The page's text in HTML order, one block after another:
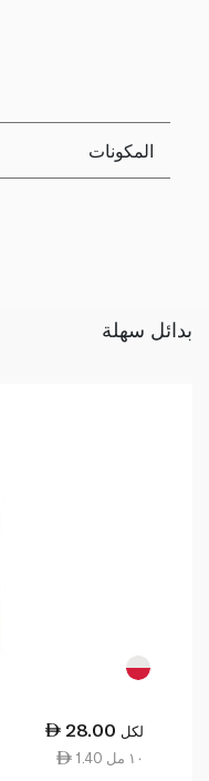
المكونات
بدائل سهلة
28.00 لكل
1.40 ١٠ مل